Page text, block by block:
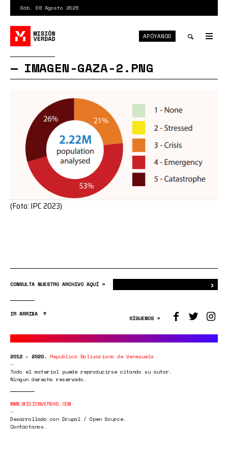
contenido
principal
Sáb. 08 Agosto 2026
search
APÓYANOS
IMAGEN-GAZA-2.PNG
(Foto: IPC 2023)
CONSULTA NUESTRO ARCHIVO AQUÍ > ›
IR ARRIBA
SÍGUENOS >
2012 - 2020. República Bolivariana de Venezuela
Todo el material puede reproducirse citando su autor.
Ningún derecho reservado.
WWW.MISIONVERDAD.COM
Desarrollado con Drupal / Open Source.
Contáctanos.